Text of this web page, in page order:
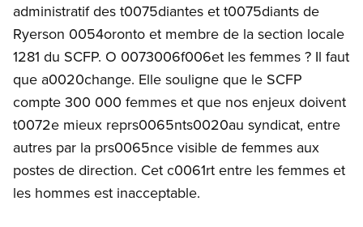
administratif des t0075diantes et t0075diants de
Ryerson 0054oronto et membre de la section locale
1281 du SCFP. O 0073006f006et les femmes ? Il faut
que a0020change. Elle souligne que le SCFP
compte 300 000 femmes et que nos enjeux doivent
t0072e mieux reprs0065nts0020au syndicat, entre
autres par la prs0065nce visible de femmes aux
postes de direction. Cet c0061rt entre les femmes et
les hommes est inacceptable.